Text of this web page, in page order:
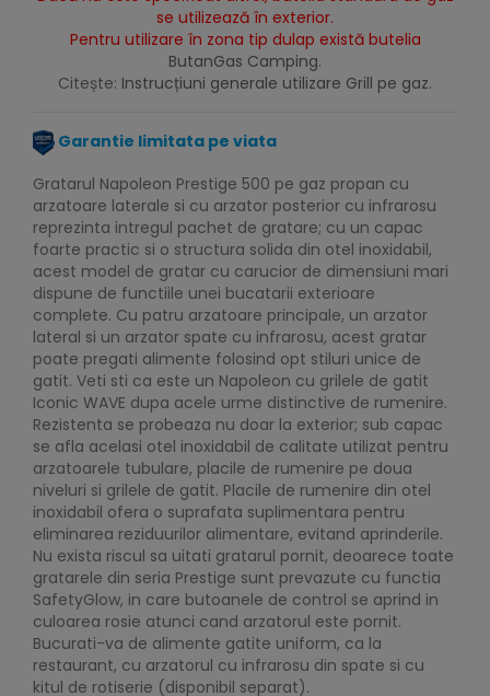
se utilizează în exterior.
Pentru utilizare în zona tip dulap există butelia
ButanGas Camping.
Citește: Instrucțiuni generale utilizare Grill pe gaz.
Garantie limitata pe viata
Gratarul Napoleon Prestige 500 pe gaz propan cu
arzatoare laterale si cu arzator posterior cu infrarosu
reprezinta intregul pachet de gratare; cu un capac
foarte practic si o structura solida din otel inoxidabil,
acest model de gratar cu carucior de dimensiuni mari
dispune de functiile unei bucatarii exterioare
complete. Cu patru arzatoare principale, un arzator
lateral si un arzator spate cu infrarosu, acest gratar
poate pregati alimente folosind opt stiluri unice de
gatit. Veti sti ca este un Napoleon cu grilele de gatit
Iconic WAVE dupa acele urme distinctive de rumenire.
Rezistenta se probeaza nu doar la exterior; sub capac
se afla acelasi otel inoxidabil de calitate utilizat pentru
arzatoarele tubulare, placile de rumenire pe doua
niveluri si grilele de gatit. Placile de rumenire din otel
inoxidabil ofera o suprafata suplimentara pentru
eliminarea reziduurilor alimentare, evitand aprinderile.
Nu exista riscul sa uitati gratarul pornit, deoarece toate
gratarele din seria Prestige sunt prevazute cu functia
SafetyGlow, in care butoanele de control se aprind in
culoarea rosie atunci cand arzatorul este pornit.
Bucurati-va de alimente gatite uniform, ca la
restaurant, cu arzatorul cu infrarosu din spate si cu
kitul de rotiserie (disponibil separat).